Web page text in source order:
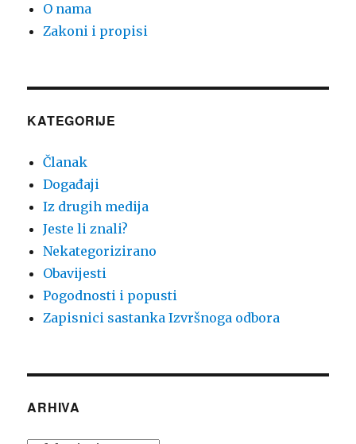
O nama
Zakoni i propisi
KATEGORIJE
Članak
Događaji
Iz drugih medija
Jeste li znali?
Nekategorizirano
Obavijesti
Pogodnosti i popusti
Zapisnici sastanka Izvršnoga odbora
ARHIVA